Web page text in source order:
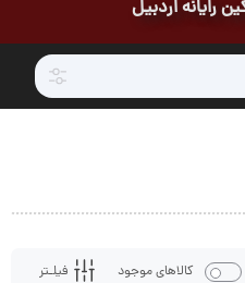
رایانه اردبیل
فیلـتر کالاهای موجود